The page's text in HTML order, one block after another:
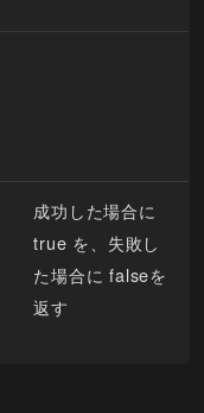
成功した場合に
true を、失敗し
た場合に falseを
返す